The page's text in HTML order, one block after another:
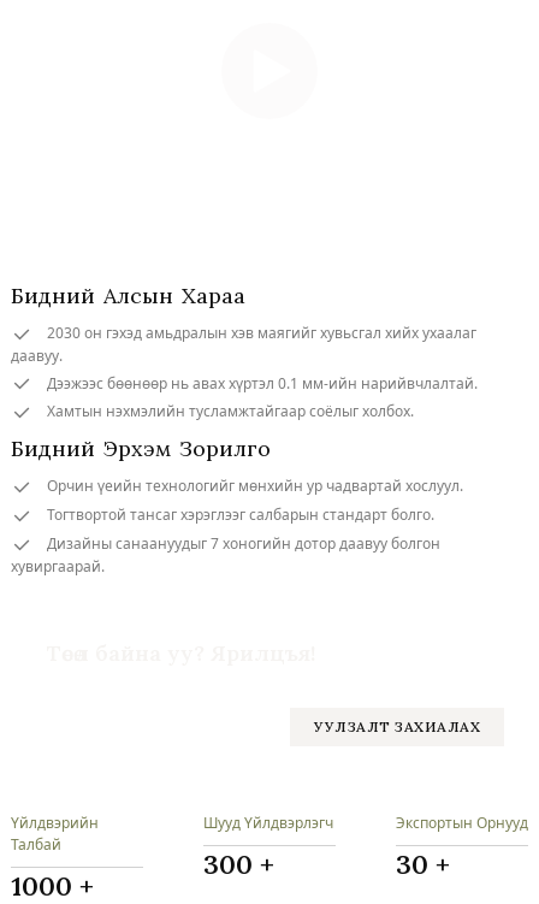
Бидний Алсын Хараа
2030 он гэхэд амьдралын хэв маягийг хувьсгал хийх ухаалаг
даавуу.
Дээжээс бөөнөөр нь авах хүртэл 0.1 мм-ийн нарийвчлалтай.
Хамтын нэхмэлийн тусламжтайгаар соёлыг холбох.
Бидний Эрхэм Зорилго
Орчин үеийн технологийг мөнхийн ур чадвартай хослуул.
Тогтвортой тансаг хэрэглээг салбарын стандарт болго.
Дизайны санаануудыг 7 хоногийн дотор даавуу болгон
хувиргаарай.
УУЛЗАЛТ ЗАХИАЛАХ
Үйлдвэрийн
Талбай
1000 +
Шууд Үйлдвэрлэгч
300 +
Экспортын Орнууд
30 +